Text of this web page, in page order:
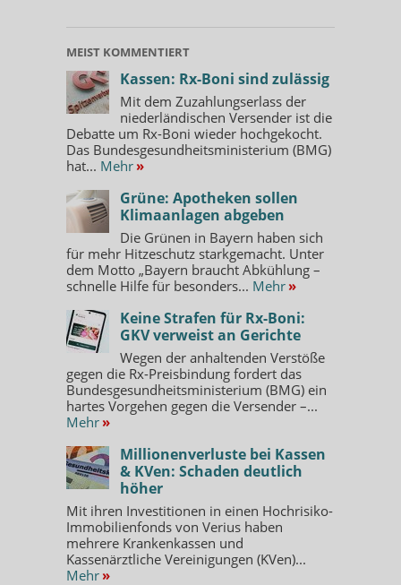
MEIST KOMMENTIERT
Kassen: Rx-Boni sind zulässig
Mit dem Zuzahlungserlass der
niederländischen Versender ist die
Debatte um Rx-Boni wieder hochgekocht.
Das Bundesgesundheitsministerium (BMG)
hat... Mehr »
Grüne: Apotheken sollen
Klimaanlagen abgeben
Die Grünen in Bayern haben sich
für mehr Hitzeschutz starkgemacht. Unter
dem Motto „Bayern braucht Abkühlung –
schnelle Hilfe für besonders... Mehr »
Keine Strafen für Rx-Boni:
GKV verweist an Gerichte
Wegen der anhaltenden Verstöße
gegen die Rx-Preisbindung fordert das
Bundesgesundheitsministerium (BMG) ein
hartes Vorgehen gegen die Versender –...
Mehr »
Millionenverluste bei Kassen
& KVen: Schaden deutlich
höher
Mit ihren Investitionen in einen Hochrisiko-
Immobilienfonds von Verius haben
mehrere Krankenkassen und
Kassenärztliche Vereinigungen (KVen)...
Mehr »